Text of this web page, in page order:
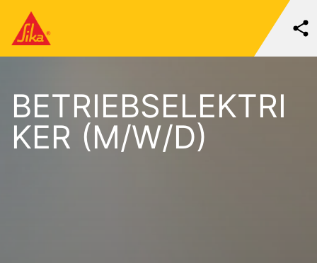
BETRIEBSELEKTRI
KER (M/W/D)